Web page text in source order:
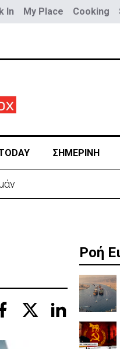
In My Place Cooking
ΣΗΜΕΡΙΝΗ
Ροή